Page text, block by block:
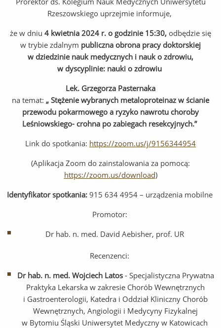
Rzeszowskiego uprzejmie informuje,
że w dniu 4 kwietnia 2024 r. o godzinie 15:30, odbędzie się
w trybie zdalnym publiczna obrona pracy doktorskiej
w dziedzinie nauk medycznych i nauk o zdrowiu,
w dyscyplinie: nauki o zdrowiu
Lek. Grzegorza Pasternaka
na temat: „ Stężenie wybranych metaloproteinaz w ścianie
przewodu pokarmowego a ryzyko nawrotu choroby
Leśniowskiego- crohna po zabiegach resekcyjnych.”
Link do spotkania: https://zoom.us/j/9156344954
(Aplikacja Zoom do zainstalowania za pomocą:
https://zoom.us/download)
Identyfikator spotkania:915 634 4954 – urządzenia mobilne
Promotor:
Dr hab. n. med. David Aebisher, prof. UR
Recenzenci:
Dr hab. n. med. Wojciech Latos- Specjalistyczna Prywatna
Praktyka Lekarska w zakresie Chorób Wewnętrznych
i Gastroenterologii, Katedra i Oddział Kliniczny Chorób
Wewnętrznych, Angiologii i Medycyny Fizykalnej
w Bytomiu Śląski Uniwersytet Medyczny w Katowicach